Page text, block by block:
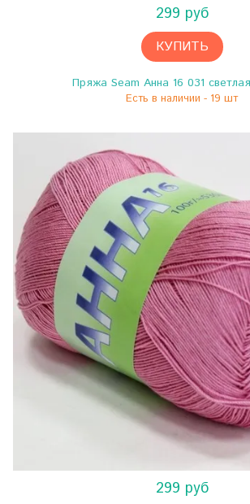
299 руб
КУПИТЬ
Пряжа Seam Анна 16 031
Есть в наличии - 19 шт
299 руб